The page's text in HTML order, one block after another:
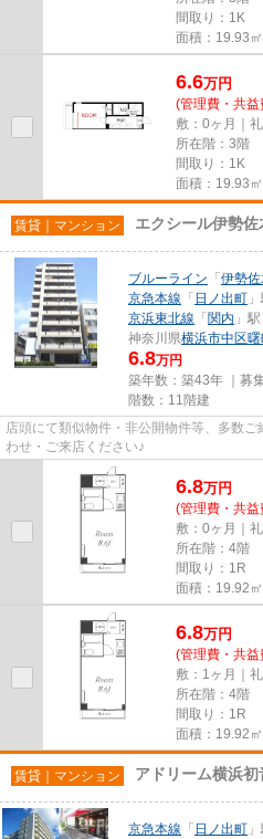
間取り：1K
面積：19.93㎡
6.6万円
(管理費・共
敷：0ヶ月｜
所在階：3階
間取り：1K
面積：19.93㎡
賃貸｜マンション エクシール伊勢佐
ブルーライン 「 伊勢
京急本線 「 日ノ出町
京浜東北線 「 関内 」
神奈川県横浜市中区
6.8万円
築年数：築43年 ｜募
階数：11階建
店頭にて類似物件・非公開物件等、多数
わせ・ご来店ください♪
6.8万円
(管理費・共
敷：0ヶ月｜
所在階：4階
間取り：1R
面積：19.92㎡
6.8万円
(管理費・共
敷：1ヶ月｜
所在階：4階
間取り：1R
面積：19.92㎡
賃貸｜マンション アドリーム横浜初
京急本線 「 日ノ出町